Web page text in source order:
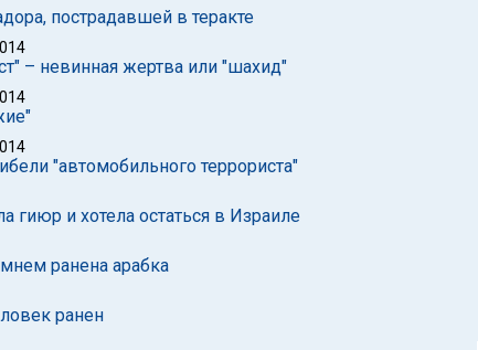
пострадавшей в теракте
– невинная жертва или "шахид"
"автомобильного террориста"
гиюр и хотела остаться в Израиле
ранена арабка
ранен